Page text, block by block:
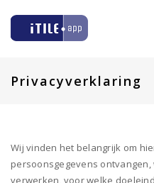
Privacyverklaring
Wij vinden het belangrijk om
persoonsgegevens
verwerken, voor welke